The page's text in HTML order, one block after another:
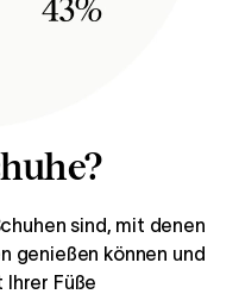
sind, mit denen
genießen können und
Füße